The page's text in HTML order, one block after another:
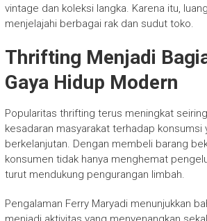
vintage dan koleksi langka. Karena itu,
menjelajahi berbagai rak dan sudut toko.
Thrifting Menjadi
Gaya Hidup Modern
Popularitas thrifting terus meningkat
kesadaran masyarakat terhadap konsumsi
berkelanjutan. Dengan membeli barang
konsumen tidak hanya menghemat
turut mendukung pengurangan limbah.
Pengalaman Ferry Maryadi menunjukkan